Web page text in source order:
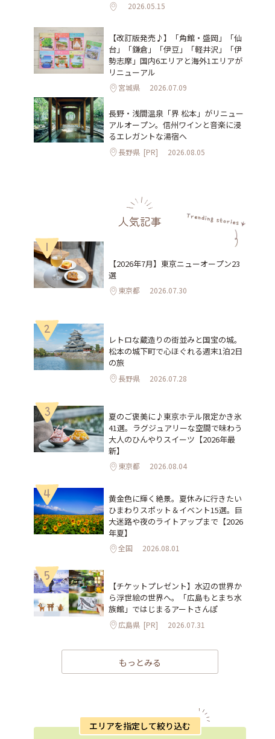
2026.05.15
【改訂版発売♪】「角館・盛岡」「仙
台」「鎌倉」「伊豆」「軽井沢」「伊
勢志摩」国内6エリアと海外1エリアが
リニューアル
宮城県 2026.07.09
長野・浅間温泉「界 松本」がリニュー
アルオープン。信州ワインと音楽に浸
るエレガントな湯宿へ
長野県 [PR] 2026.08.05
人気記事
1
【2026年7月】東京ニューオープン23
選
東京都 2026.07.30
2
レトロな蔵造りの街並みと国宝の城。
松本の城下町で心ほぐれる週末1泊2日
の旅
長野県 2026.07.28
3
夏のご褒美に♪東京ホテル限定かき氷
41選。ラグジュアリーな空間で味わう
大人のひんやりスイーツ【2026年最
新】
東京都 2026.08.04
4
黄金色に輝く絶景。夏休みに行きたい
ひまわりスポット＆イベント15選。巨
大迷路や夜のライトアップまで【2026
年夏】
全国 2026.08.01
5
【チケットプレゼント】水辺の世界か
ら浮世絵の世界へ。「広島もとまち水
族館」ではじまるアートさんぽ
広島県 [PR] 2026.07.31
もっとみる
エリアを指定して絞り込む